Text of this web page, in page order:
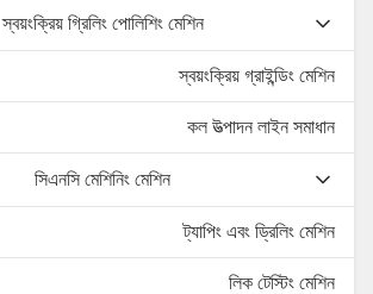
স্বয়ংক্রিয় গ্রিলিং পোলিশিং মেশিন
স্বয়ংক্রিয় গ্রাইন্ডিং মেশিন
কল উত্পাদন লাইন সমাধান
সিএনসি মেশিনিং মেশিন
ট্যাপিং এবং ড্রিলিং মেশিন
লিক টেস্টিং মেশিন